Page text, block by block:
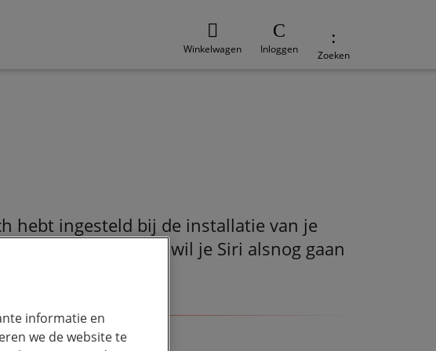
Winkelwagen Inloggen Zoeken
hebt ingesteld bij de installatie van je
niet gedaan en wil je Siri alsnog gaan
zetten.
informatie en
we de website te